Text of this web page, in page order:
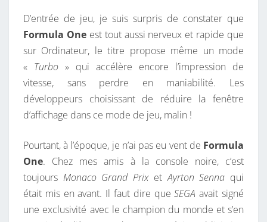
D’entrée de jeu, je suis surpris de constater que
Formula Oneest tout aussi nerveux et rapide que
sur Ordinateur, le titre propose même un mode
« Turbo » qui accélère encore l’impression de
vitesse, sans perdre en maniabilité. Les
développeurs choisissant de réduire la fenêtre
d’affichage dans ce mode de jeu, malin !
Pourtant, à l’époque, je n’ai pas eu vent de Formula
One. Chez mes amis à la console noire, c’est
toujours Monaco Grand PrixetAyrton Senna qui
était mis en avant. Il faut dire queSEGA avait signé
une exclusivité avec le champion du monde et s’en